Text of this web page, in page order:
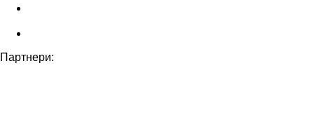
Партнери: